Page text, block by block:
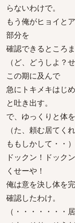
らないわけで。
もう俺がヒョイと
部分を
確認できるところ
（ど、どうしよ？
この期に及んで
急にトキメキはじ
と吐き出す。
で、ゆっくりと体
（た、頼む居てく
ももしかして・・）
ドックン！ドック
くせーや！
俺は意を決し体を
確認したわけ。
（・・・・・・・